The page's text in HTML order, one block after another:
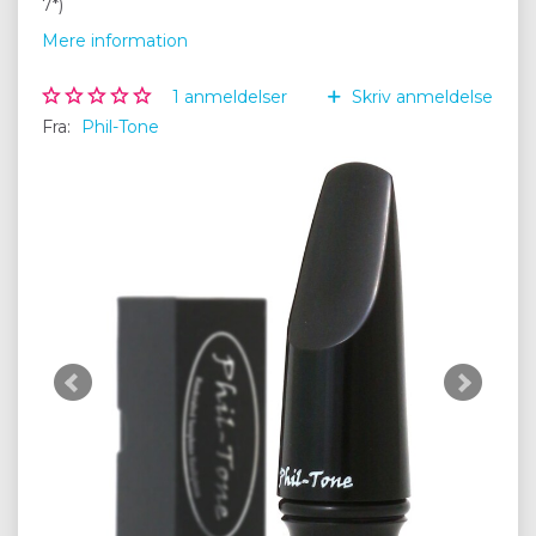
7*)
Mere information
1 anmeldelser
Skriv anmeldelse
Fra:
Phil-Tone